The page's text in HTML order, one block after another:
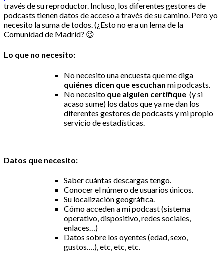
través de su reproductor. Incluso, los diferentes gestores de
podcasts tienen datos de acceso a través de su camino. Pero yo
necesito la suma de todos. (¿Esto no era un lema de la
Comunidad de Madrid? 😉
Lo que no necesito:
No necesito una encuesta que me diga
quiénes dicen que escuchan mi podcasts.
No necesito que alguien certifique (y si
acaso sume) los datos que ya me dan los
diferentes gestores de podcasts y mi propio
servicio de estadísticas.
Datos que necesito:
Saber cuántas descargas tengo.
Conocer el número de usuarios únicos.
Su localización geográfica.
Cómo acceden a mi podcast (sistema
operativo, dispositivo, redes sociales,
enlaces…)
Datos sobre los oyentes (edad, sexo,
gustos….), etc, etc, etc.